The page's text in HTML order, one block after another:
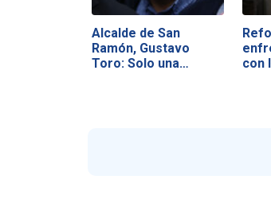
Alcalde de San
Ramón, Gustavo
Toro: Solo una…
con